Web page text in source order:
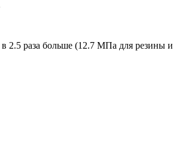
2.5 раза больше (12.7 МПа для резины и